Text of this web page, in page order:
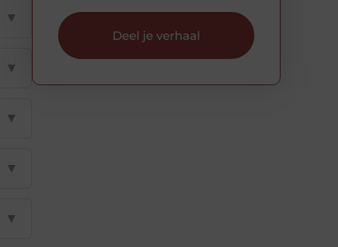
▼
▼
▼
▼
▼
Deel je verhaal